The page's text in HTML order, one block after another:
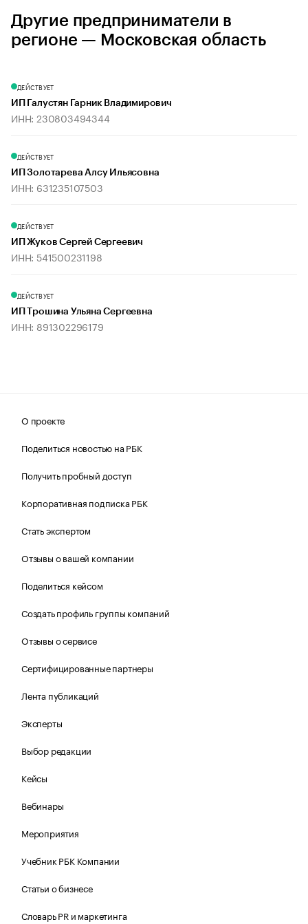
Другие предприниматели в
регионе — Московская область
ДЕЙСТВУЕТ
ИП Галустян Гарник Владимирович
ИНН: 230803494344
ДЕЙСТВУЕТ
ИП Золотарева Алсу Ильясовна
ИНН: 631235107503
ДЕЙСТВУЕТ
ИП Жуков Сергей Сергеевич
ИНН: 541500231198
ДЕЙСТВУЕТ
ИП Трошина Ульяна Сергеевна
ИНН: 891302296179
О проекте
Поделиться новостью на РБК
Получить пробный доступ
Корпоративная подписка РБК
Стать экспертом
Отзывы о вашей компании
Поделиться кейсом
Создать профиль группы компаний
Отзывы о сервисе
Сертифицированные партнеры
Лента публикаций
Эксперты
Выбор редакции
Кейсы
Вебинары
Мероприятия
Учебник РБК Компании
Статьи о бизнесе
Словарь PR и маркетинга